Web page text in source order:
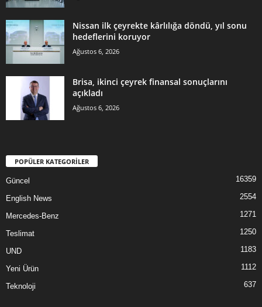
Nissan ilk çeyrekte kârlılığa döndü, yıl sonu
hedeflerini koruyor
Ağustos 6, 2026
Brisa, ikinci çeyrek finansal sonuçlarını
açıkladı
Ağustos 6, 2026
POPÜLER KATEGORİLER
Güncel 16359
English News 2554
Mercedes-Benz 1271
Teslimat 1250
UND 1183
Yeni Ürün 1112
Teknoloji 637